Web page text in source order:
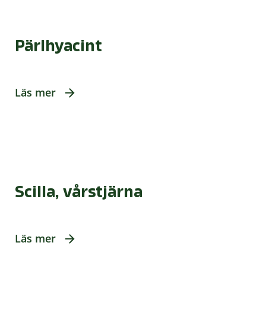
Pärlhyacint
Läs mer
Scilla, vårstjärna
Läs mer